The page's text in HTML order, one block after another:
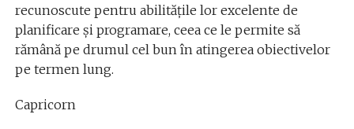
recunoscute pentru abilitățile lor excelente de
planificare și programare, ceea ce le permite să
rămână pe drumul cel bun în atingerea obiectivelor
pe termen lung.
Capricorn